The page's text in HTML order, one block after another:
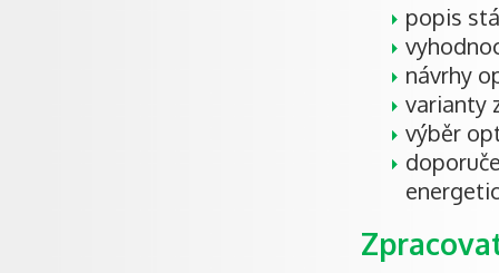
popis
návrhy
varianty
výběr